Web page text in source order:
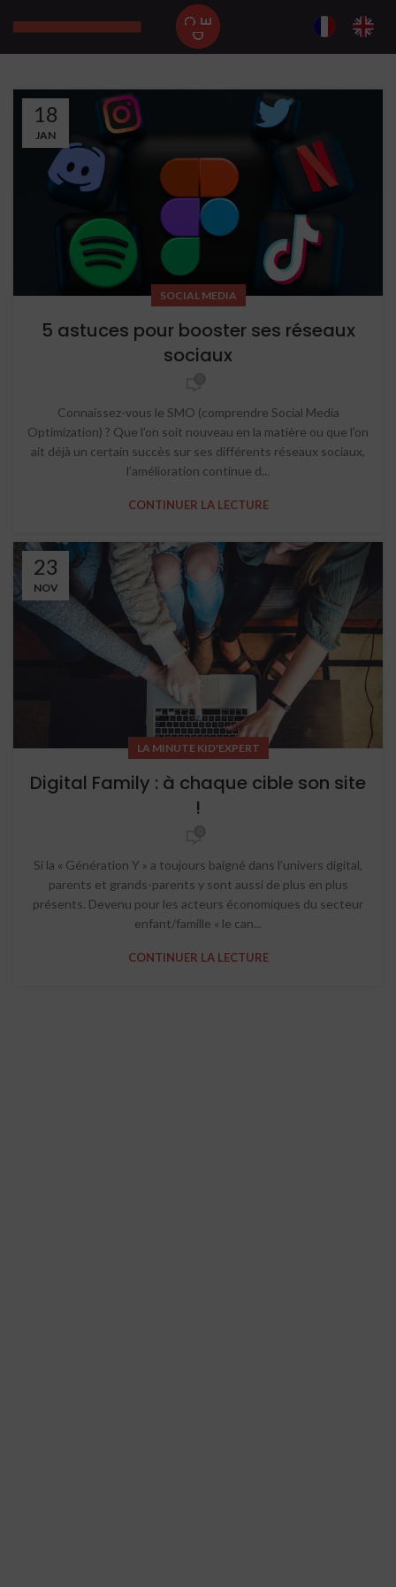
18
JAN
SOCIAL MEDIA
5 astuces pour booster ses réseaux
sociaux
Connaissez-vous le SMO (comprendre Social Media
Optimization) ? Que l’on soit nouveau en la matière ou que l’on
ait déjà un certain succès sur ses différents réseaux sociaux,
l’amélioration continue d...
CONTINUER LA LECTURE
23
NOV
LA MINUTE KID'EXPERT
Digital Family : à chaque cible son site
!
Si la « Génération Y » a toujours baigné dans l’univers digital,
parents et grands-parents y sont aussi de plus en plus
présents. Devenu pour les acteurs économiques du secteur
enfant/famille « le can...
CONTINUER LA LECTURE